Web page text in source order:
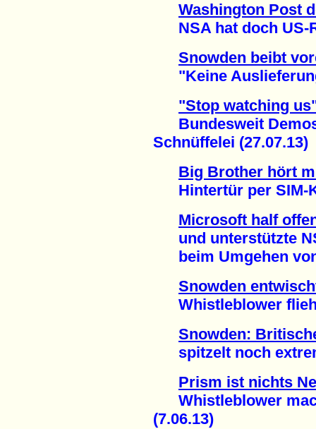
Washington Post
NSA hat doch US-
Snowden beibt
"Keine
"Stop watching
Bundesweit
Schnüffelei (27.07.13)
Big Brother hört
Hintertür per SIM-
Microsoft half
und unterstützte
beim Umgehen von
Snowden
Whistleblower flieht
Snowden:
spitzelt noch
Prism ist nichts
Whistleblower
(7.06.13)